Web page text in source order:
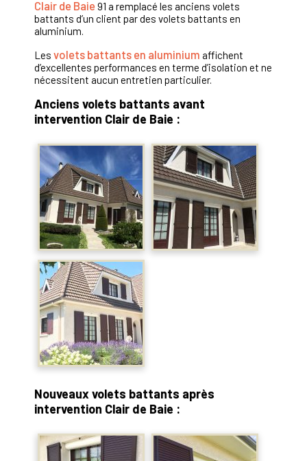
Clair de Baie 91 a remplacé les anciens volets
battants d’un client par des volets battants en
aluminium.
Les volets battants en aluminium affichent
d’excellentes performances en terme d’isolation et ne
nécessitent aucun entretien particulier.
Anciens volets battants avant
intervention Clair de Baie :
Nouveaux volets battants après
intervention Clair de Baie :